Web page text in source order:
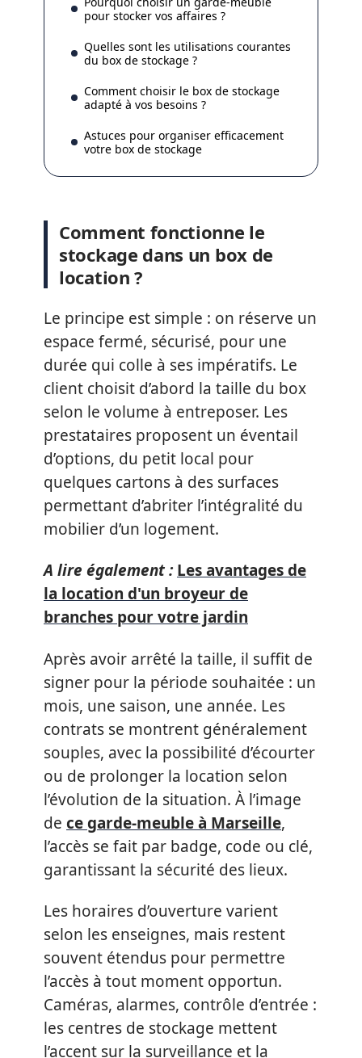
pour stocker vos affaires ?
Quelles sont les utilisations courantes
du box de stockage ?
Comment choisir le box de stockage
adapté à vos besoins ?
Astuces pour organiser efficacement
votre box de stockage
Comment fonctionne le
stockage dans un box de
location ?
Le principe est simple : on réserve un
espace fermé, sécurisé, pour une
durée qui colle à ses impératifs. Le
client choisit d’abord la taille du box
selon le volume à entreposer. Les
prestataires proposent un éventail
d’options, du petit local pour
quelques cartons à des surfaces
permettant d’abriter l’intégralité du
mobilier d’un logement.
A lire également : Les avantages de
la location d'un broyeur de
branches pour votre jardin
Après avoir arrêté la taille, il suffit de
signer pour la période souhaitée : un
mois, une saison, une année. Les
contrats se montrent généralement
souples, avec la possibilité d’écourter
ou de prolonger la location selon
l’évolution de la situation. À l’image
de ce garde-meuble à Marseille,
l’accès se fait par badge, code ou clé,
garantissant la sécurité des lieux.
Les horaires d’ouverture varient
selon les enseignes, mais restent
souvent étendus pour permettre
l’accès à tout moment opportun.
Caméras, alarmes, contrôle d’entrée :
les centres de stockage mettent
l’accent sur la surveillance et la